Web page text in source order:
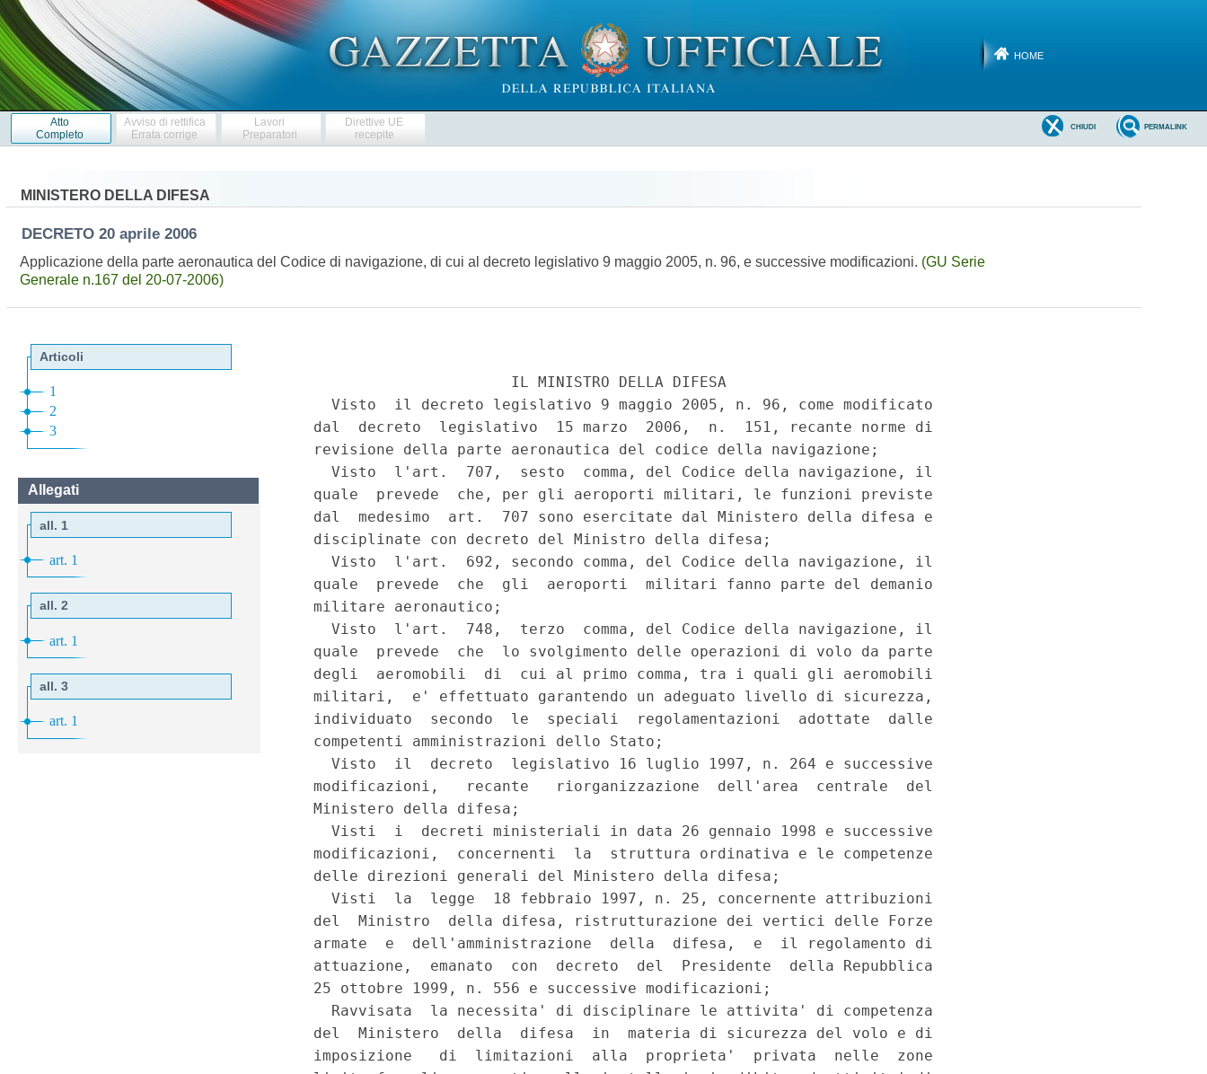
HOME
Atto
Completo
Avviso di rettifica
Errata corrige
Lavori
Preparatori
Direttive UE
recepite
PERMALINK
CHIUDI
MINISTERO DELLA DIFESA
DECRETO 20 aprile 2006
Applicazione della parte aeronautica del Codice di navigazione, di cui al decreto legislativo 9 maggio 2005, n. 96, e successive modificazioni. (GU Serie
Generale n.167 del 20-07-2006)